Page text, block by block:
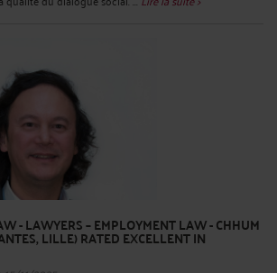
- LAWYERS – EMPLOYMENT LAW - CHHUM
LILLE) RATED EXCELLENT IN